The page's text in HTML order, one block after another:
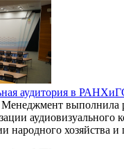
аудитория в
выполнила
аудиовизуального
народного хозяйства и